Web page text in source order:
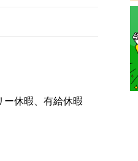
ー休暇、有給休暇